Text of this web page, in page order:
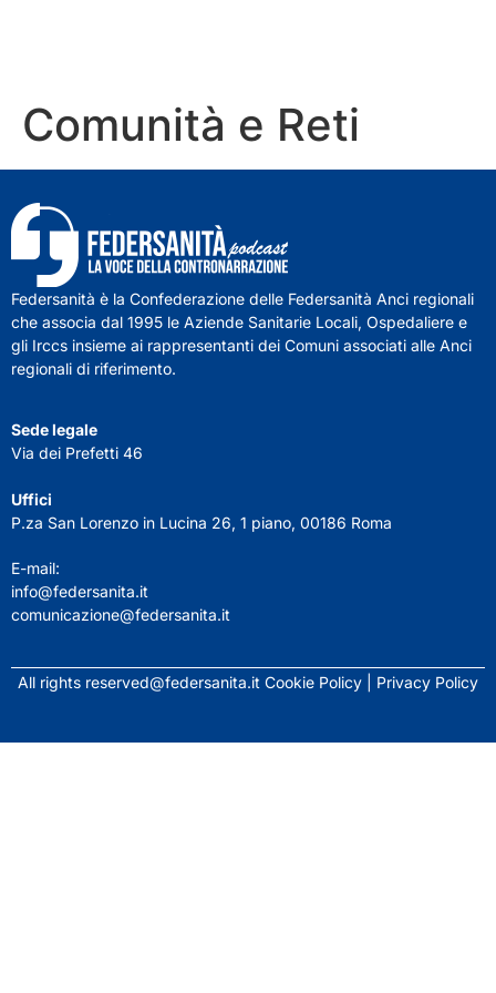
Comunità e Reti
Federsanità è la Confederazione delle Federsanità Anci regionali
che associa dal 1995 le Aziende Sanitarie Locali, Ospedaliere e
gli Irccs insieme ai rappresentanti dei Comuni associati alle Anci
regionali di riferimento.
Sede legale
Via dei Prefetti 46
Uffici
P.za San Lorenzo in Lucina 26, 1 piano, 00186 Roma
E-mail:
info@federsanita.it
comunicazione@federsanita.it
All rights reserved@federsanita.it Cookie Policy | Privacy Policy